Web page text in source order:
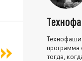
программа
тогда,